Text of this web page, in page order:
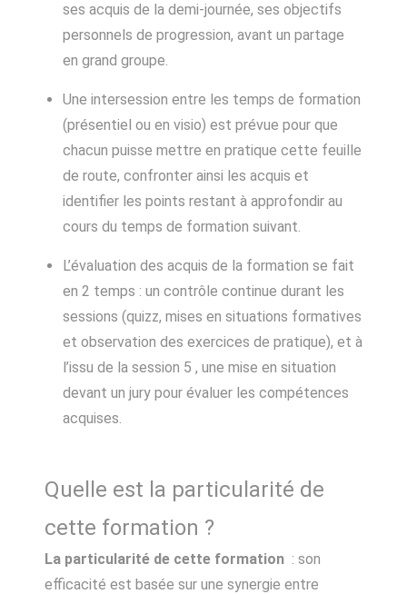
ses acquis de la demi-journée, ses objectifs
personnels de progression, avant un partage
en grand groupe.
Une intersession entre les temps de formation
(présentiel ou en visio) est prévue pour que
chacun puisse mettre en pratique cette feuille
de route, confronter ainsi les acquis et
identifier les points restant à approfondir au
cours du temps de formation suivant.
L’évaluation des acquis de la formation se fait
en 2 temps : un contrôle continue durant les
sessions (quizz, mises en situations formatives
et observation des exercices de pratique), et à
l’issu de la session 5 , une mise en situation
devant un jury pour évaluer les compétences
acquises.
Quelle est la particularité de
cette formation ?
La particularité de cette formation: son
efficacité est basée sur une synergie entre